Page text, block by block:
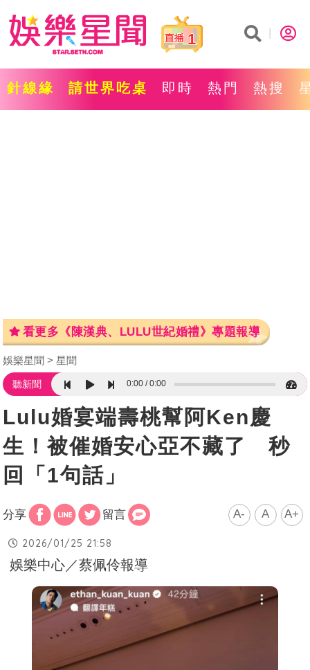
1
針線緣 請世界吃桌 即時 熱門 熱搜
看更多《陳漢典、LULU世紀婚禮》專題報導
娛樂星聞 星聞
聽新聞 0:00 0:00
Lulu婚宴端壽桃幫阿Ken慶
生！被催婚安心亞不藏了 秒
回「1句話」
分享 留言 A- A A+
2026/01/25 21:58
娛樂中心／蔡佩伶報導